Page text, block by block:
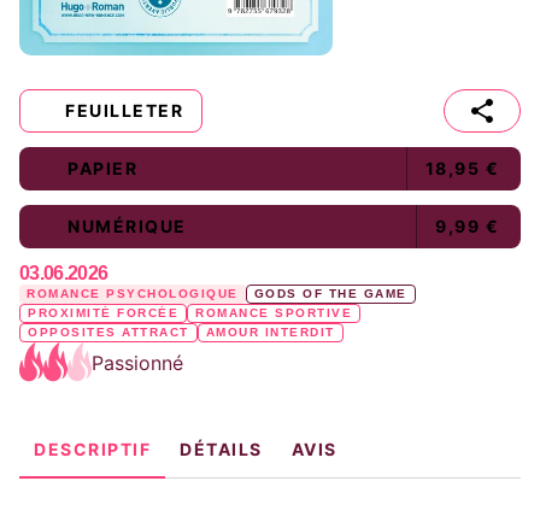
FEUILLETER
PAPIER 18,95 €
NUMÉRIQUE 9,99 €
03.06.2026
ROMANCE PSYCHOLOGIQUE
GODS OF THE GAME
PROXIMITÉ FORCÉE
ROMANCE SPORTIVE
OPPOSITES ATTRACT
AMOUR INTERDIT
Passionné
DESCRIPTIF DÉTAILS AVIS